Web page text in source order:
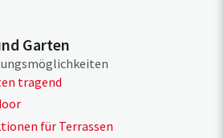
Garten
tragend
für Terrassen